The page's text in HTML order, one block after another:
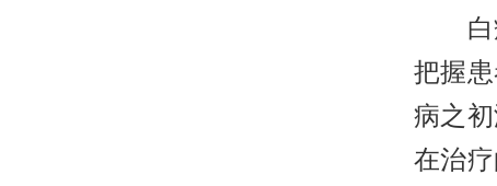
白癜
把握
病之
在治